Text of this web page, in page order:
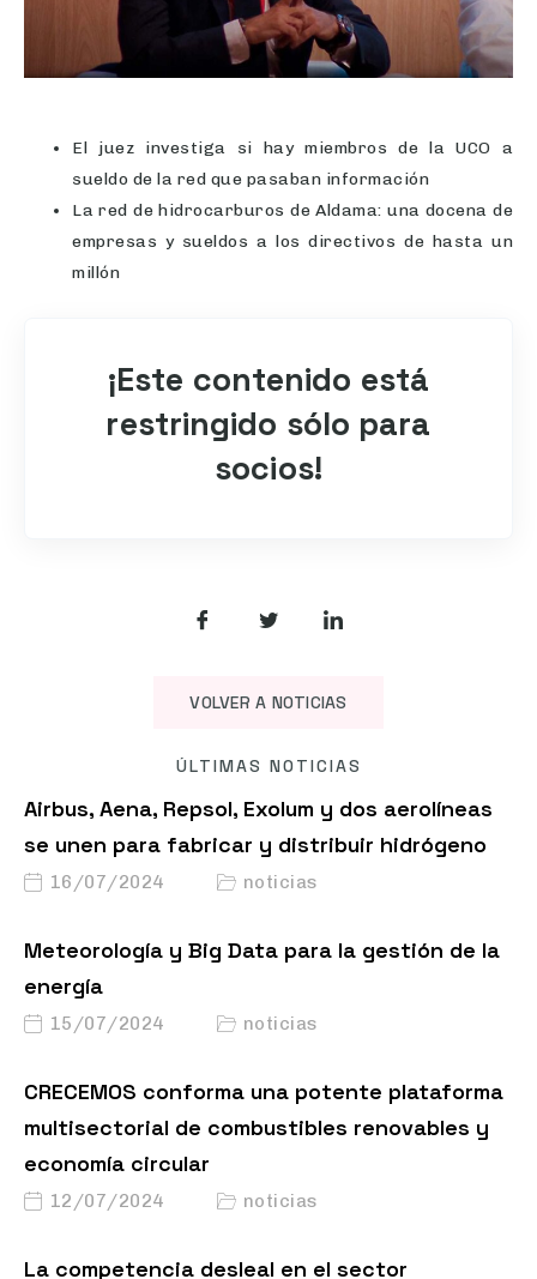
El juez investiga si hay miembros de la UCO a
sueldo de la red que pasaban información
La red de hidrocarburos de Aldama: una docena de
empresas y sueldos a los directivos de hasta un
millón
¡Este contenido está
restringido sólo para
socios!
VOLVER A NOTICIAS
ÚLTIMAS NOTICIAS
Airbus, Aena, Repsol, Exolum y dos aerolíneas
se unen para fabricar y distribuir hidrógeno
16/07/2024 noticias
Meteorología y Big Data para la gestión de la
energía
15/07/2024 noticias
CRECEMOS conforma una potente plataforma
multisectorial de combustibles renovables y
economía circular
12/07/2024 noticias
La competencia desleal en el sector